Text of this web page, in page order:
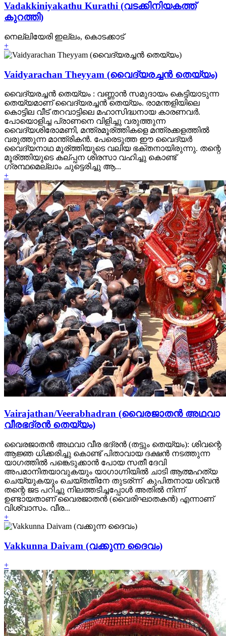
Vadakkiniyakathu Kurathi (വടക്കിനിയകത്ത്‌
കുറത്തി)
നെല്ലിയേരി ഇല്ലം, കൊടക്കാട്
+
Vaidyarachan Theyyam (വൈദ്യരച്ചന്‍ തെയ്യം)
വൈദ്യരച്ചന്‍ തെയ്യം : വണ്ണാന്‍ സമുദായം കെട്ടിയാടുന്ന
തെയ്യമാണ്‌ വൈദ്യരച്ചന്‍ തെയ്യം. രാമന്തളിയിലെ
കൊട്ടില വീട് തറവാട്ടിലെ മഹാസിദ്ധനായ കാരണവര്‍.
പോയൊളിച്ച പ്രാണനെ വിളിച്ചു വരുത്തുന്ന
വൈദ്യശിരോമണി, മന്ത്രമൂര്ത്തികളെ മന്ത്രക്കളത്തില്‍
വരുത്തുന്ന മാന്ത്രികന്‍. പേരെടുത്ത ഈ വൈദ്യര്‍
വൈദ്യനാഥ മൂര്ത്തിയുടെ വലിയ ഭക്തനായിരുന്നു. തന്റെ
മൂര്ത്തിയുടെ കല്പ്പന ശിരസാ വഹിച്ചു കൊണ്ട്
ഗ്രന്ഥമെല്ലാം ചുട്ടെരിച്ചു ആ...
+
Vairajathan/Veerabhadran (വൈരജാതന്‍ അഥവാ
വീരഭദ്രന്‍ തെയ്യം)
വൈരജാതന്‍ അഥവാ വീര ഭദ്രന്‍ (തട്ടും തെയ്യം): ശിവന്റെ
ആജ്ഞ ധിക്കരിച്ചു കൊണ്ട് പിതാവായ ദക്ഷന്‍ നടത്തുന്ന
യാഗത്തില്‍ പങ്കെടുക്കാന്‍ പോയ സതീ ദേവി
അപമാനിതയാവുകയും യാഗാഗ്നിയില്‍ ചാടി ആത്മഹത്യ
ചെയ്യുകയും ചെയ്തതിനേ തുടര്ന്ന് ‍ കുപിതനായ ശിവന്‍
തന്റെ ജട പറിച്ചു നിലത്തടിച്ചപ്പോള്‍ അതില്‍ നിന്ന്
ഉണ്ടായതാണ് വൈരജാതന്‍ (വൈരിഘാതകന്‍) എന്നാണ്
വിശ്വാസം. വീര...
+
Vakkunna Daivam (വക്കുന്ന ദൈവം)
+